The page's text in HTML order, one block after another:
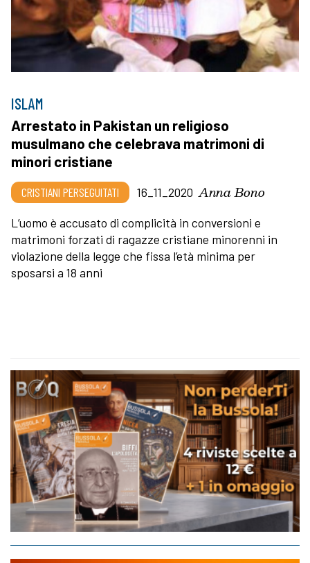
ISLAM
Arrestato in Pakistan un religioso
musulmano che celebrava matrimoni di
minori cristiane
CRISTIANI PERSEGUITATI 16_11_2020 Anna Bono
L’uomo è accusato di complicità in conversioni e
matrimoni forzati di ragazze cristiane minorenni in
violazione della legge che fissa l’età minima per
sposarsi a 18 anni